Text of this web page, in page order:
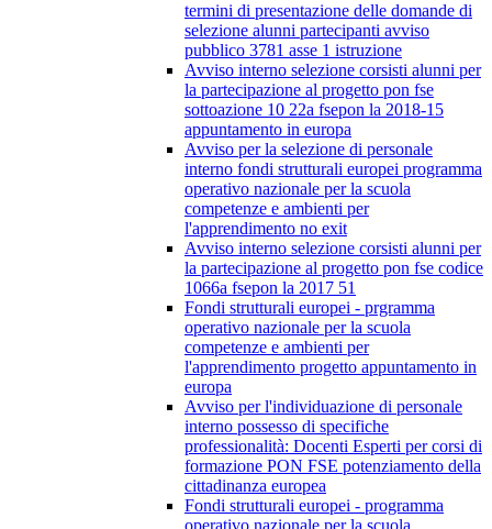
termini di presentazione delle domande di
selezione alunni partecipanti avviso
pubblico 3781 asse 1 istruzione
Avviso interno selezione corsisti alunni per
la partecipazione al progetto pon fse
sottoazione 10 22a fsepon la 2018-15
appuntamento in europa
Avviso per la selezione di personale
interno fondi strutturali europei programma
operativo nazionale per la scuola
competenze e ambienti per
l'apprendimento no exit
Avviso interno selezione corsisti alunni per
la partecipazione al progetto pon fse codice
1066a fsepon la 2017 51
Fondi strutturali europei - prgramma
operativo nazionale per la scuola
competenze e ambienti per
l'apprendimento progetto appuntamento in
europa
Avviso per l'individuazione di personale
interno possesso di specifiche
professionalità: Docenti Esperti per corsi di
formazione PON FSE potenziamento della
cittadinanza europea
Fondi strutturali europei - programma